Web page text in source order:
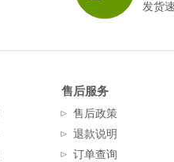
发货
售后服务
售后政策
退款说明
订单查询